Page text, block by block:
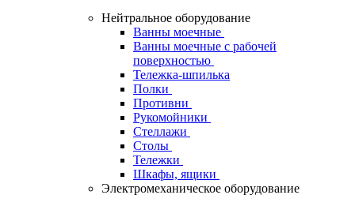
Нейтральное оборудование
Ванны моечные
Ванны моечные с рабочей
поверхностью
Тележка-шпилька
Полки
Противни
Рукомойники
Стеллажи
Столы
Тележки
Шкафы, ящики
Электромеханическое оборудование